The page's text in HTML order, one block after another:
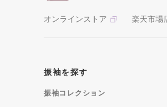
オンラインストア 楽天市場
振袖を探す
振袖コレクション